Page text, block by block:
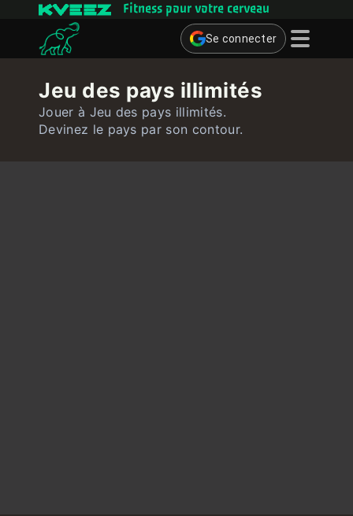
Fitness pour votre cerveau
Se connecter
Quiz
Utilisateur
Jeu des pays illimités
Jouer à Jeu des pays illimités.
Devinez le pays par son contour.